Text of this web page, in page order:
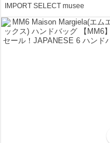
IMPORT SELECT musee